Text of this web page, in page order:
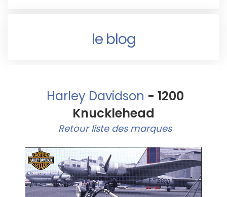
le blog
Harley Davidson - 1200
Knucklehead
Retour liste des marques